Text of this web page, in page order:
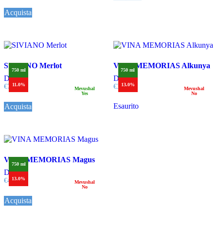
Acquista
750 ml
11.0%
Mevushal
Yes
SIVIANO Merlot
Dettagli
€7,50
Acquista
750 ml
13.0%
Mevushal
No
VINA MEMORIAS Alkunya
Dettagli
€32,00
Esaurito
750 ml
13.0%
Mevushal
No
VINA MEMORIAS Magus
Dettagli
€40,00
Acquista